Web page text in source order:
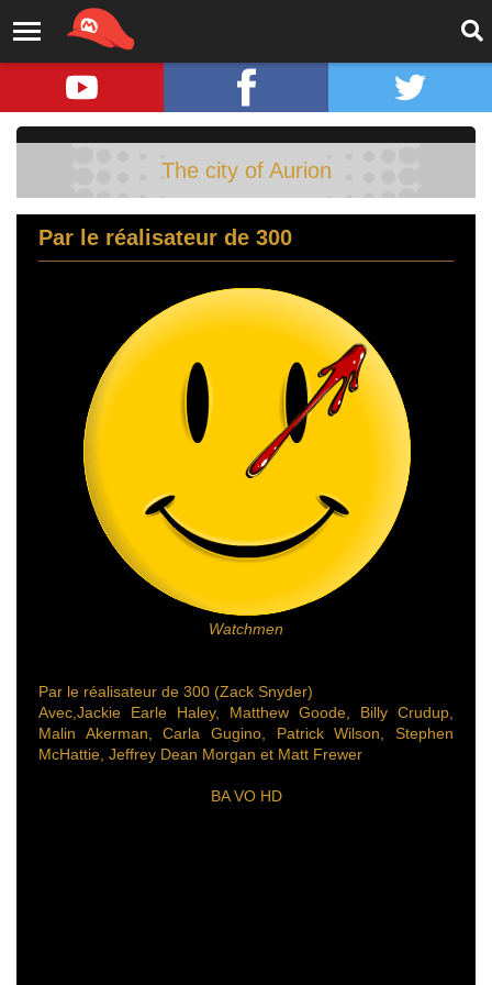
The city of Aurion
Par le réalisateur de 300
Watchmen
Par le réalisateur de 300 (Zack Snyder)
Avec,Jackie Earle Haley, Matthew Goode, Billy Crudup,
Malin Akerman, Carla Gugino, Patrick Wilson, Stephen
McHattie, Jeffrey Dean Morgan et Matt Frewer
BA VO HD